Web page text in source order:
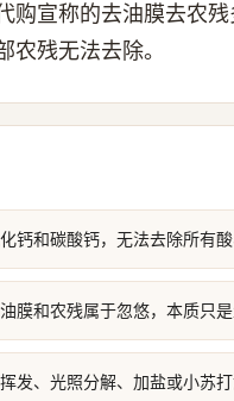
购宣称的去油膜去农
农残无法去除。
钙和碳酸钙，无法去除所有酸
膜和农残属于忽悠，本质只是
发、光照分解、加盐或小苏打